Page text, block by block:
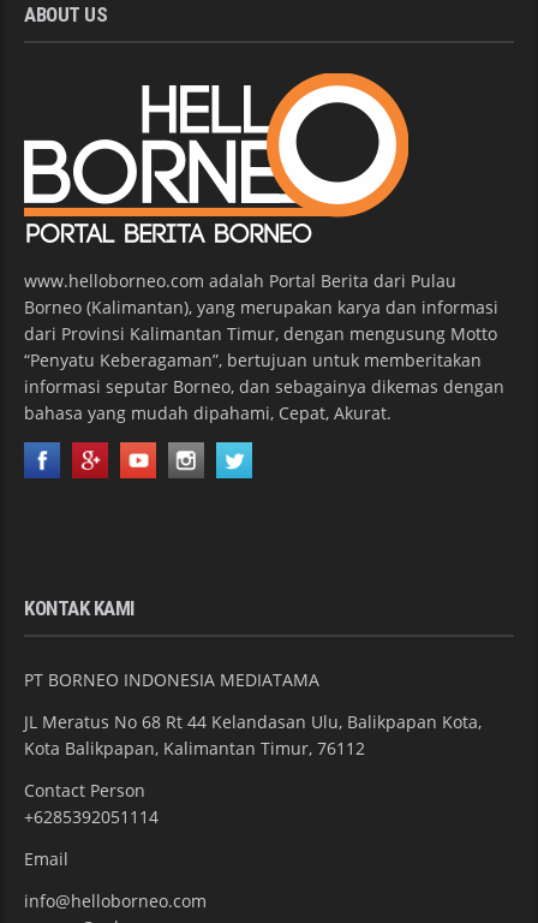
ABOUT US
www.helloborneo.com adalah Portal Berita dari Pulau
Borneo (Kalimantan), yang merupakan karya dan informasi
dari Provinsi Kalimantan Timur, dengan mengusung Motto
“Penyatu Keberagaman”, bertujuan untuk memberitakan
informasi seputar Borneo, dan sebagainya dikemas dengan
bahasa yang mudah dipahami, Cepat, Akurat.
KONTAK KAMI
PT BORNEO INDONESIA MEDIATAMA
JL Meratus No 68 Rt 44 Kelandasan Ulu, Balikpapan Kota,
Kota Balikpapan, Kalimantan Timur, 76112
Contact Person
+6285392051114
Email
info@helloborneo.com